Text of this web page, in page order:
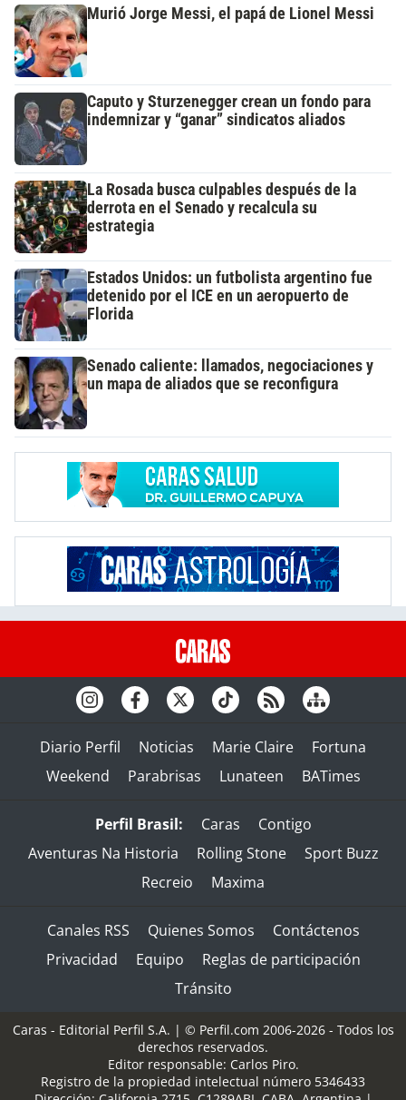
Murió Jorge Messi, el papá de Lionel Messi
Caputo y Sturzenegger crean un fondo para
indemnizar y “ganar” sindicatos aliados
La Rosada busca culpables después de la
derrota en el Senado y recalcula su
estrategia
Estados Unidos: un futbolista argentino fue
detenido por el ICE en un aeropuerto de
Florida
Senado caliente: llamados, negociaciones y
un mapa de aliados que se reconfigura
Diario Perfil Noticias Marie Claire
Fortuna
Weekend
Parabrisas Lunateen BATimes
Perfil Brasil: Caras
Contigo
Aventuras Na Historia
Rolling Stone
Sport Buzz
Recreio
Maxima
Canales RSS Quienes Somos
Contáctenos
Privacidad
Equipo
Reglas de participación
Tránsito
Caras - Editorial Perfil S.A. | © Perfil.com 2006-2026 - Todos los
derechos reservados.
Editor responsable: Carlos Piro.
Registro de la propiedad intelectual número 5346433